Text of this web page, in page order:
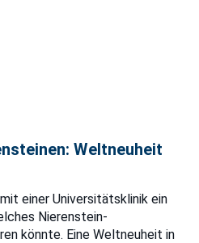
Weltneuheit
einer Universitätsklinik ein
Nierenstein-
könnte. Eine Weltneuheit in